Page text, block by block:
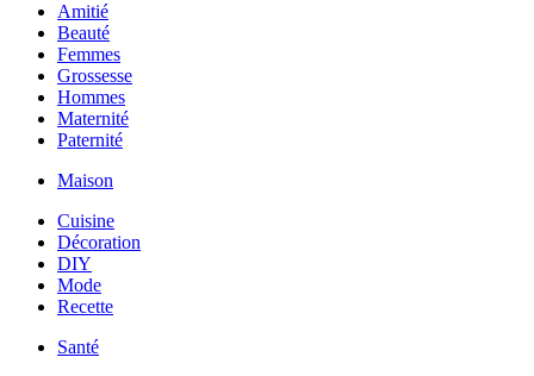
Amitié
Beauté
Femmes
Grossesse
Hommes
Maternité
Paternité
Maison
Cuisine
Décoration
DIY
Mode
Recette
Santé